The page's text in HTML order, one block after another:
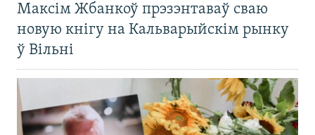
Максім Жбанкоў прэзэнтаваў сваю
новую кнігу на Кальварыйскім рынку
ў Вільні